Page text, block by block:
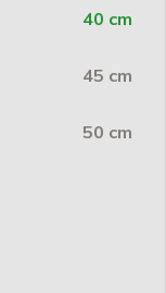
40 cm
45 cm
50 cm